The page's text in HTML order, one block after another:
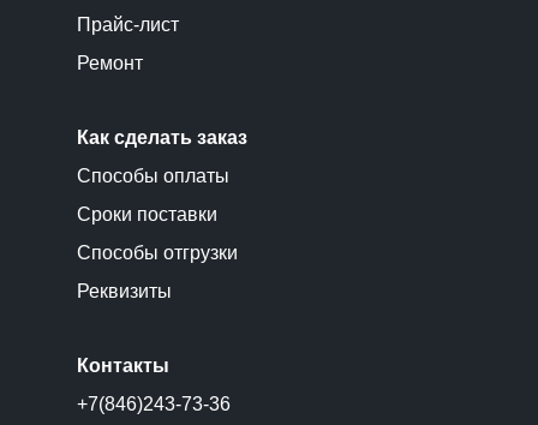
Прайс-лист
Ремонт
Как сделать заказ
Способы оплаты
Сроки поставки
Способы отгрузки
Реквизиты
Контакты
+7(846)243-73-36